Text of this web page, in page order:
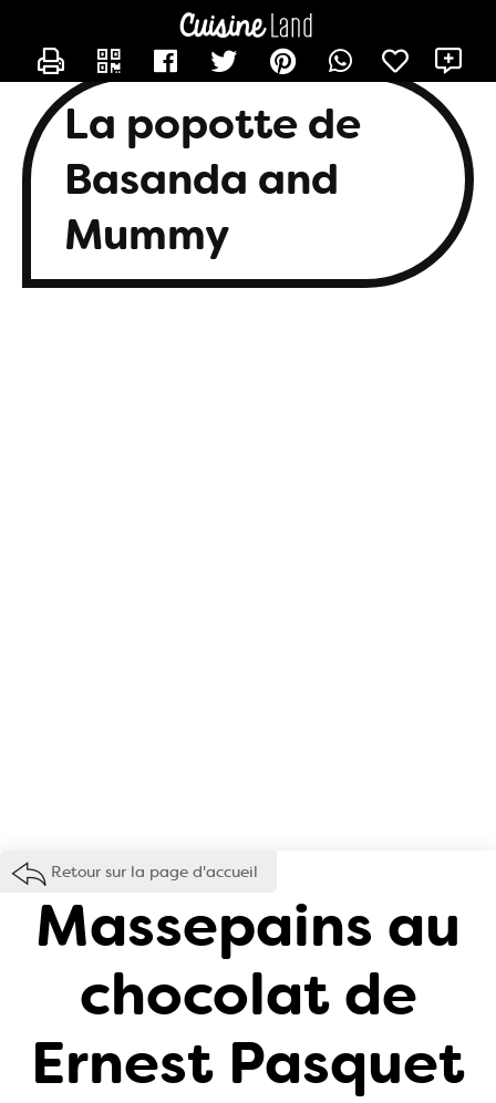
La popotte de
Basanda and
Mummy
Retour sur la page d'accueil
Massepains au
chocolat de
Ernest Pasquet
CONTACTER BASANDA